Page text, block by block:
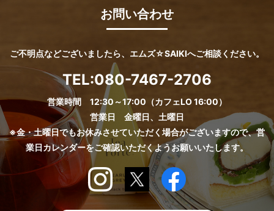
お問い合わせ
ご不明点などございましたら、エムズ☆SAIKIへご相談ください。
TEL:080-7467-2706
営業時間 12:30～17:00（カフェLO 16:00）
営業日 金曜日、土曜日
※金・土曜日でもお休みさせていただく場合がございますので、営
業日カレンダーをご確認いただくようお願いいたします。